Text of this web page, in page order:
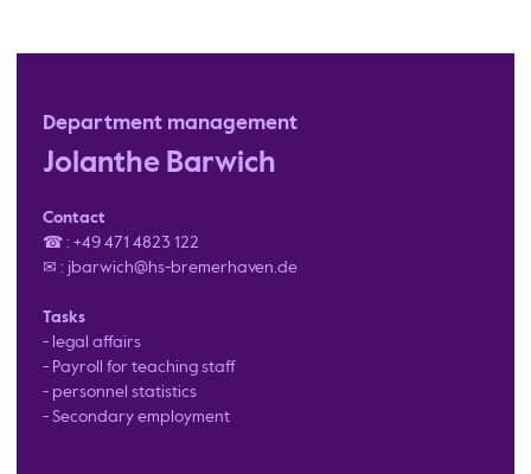
Department management
Jolanthe Barwich
Contact
☎ : +49 471 4823 122
✉ : jbarwich@hs-bremerhaven.de
Tasks
- legal affairs
- Payroll for teaching staff
- personnel statistics
- Secondary employment